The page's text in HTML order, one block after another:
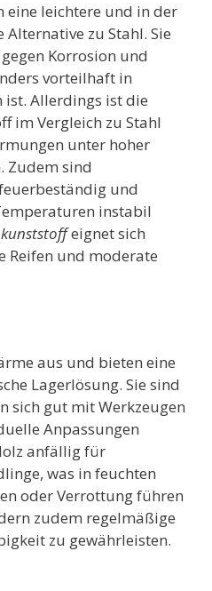
eine leichtere und in der
Alternative zu Stahl. Sie
Korrosion und
vorteilhaft in
Allerdings ist die
im Vergleich zu Stahl
unter hoher
Zudem sind
und
instabil
eignet sich
Reifen und moderate
aus und bieten eine
Lagerlösung. Sie sind
sich gut mit Werkzeugen
Anpassungen
anfällig für
was in feuchten
oder Verrottung führen
zudem regelmäßige
zu gewährleisten.